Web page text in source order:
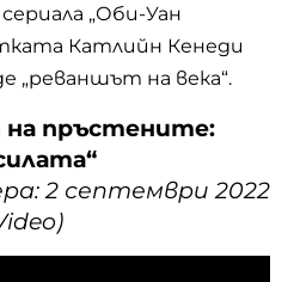
„Оби-Уан
Катлийн Кенеди
„реваншът на века“.
на пръстените:
2 септември 2022